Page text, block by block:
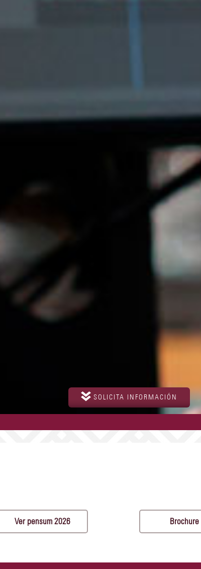
SOLICITA INFORMACIÓN
Ver pensum 2026 Brochure